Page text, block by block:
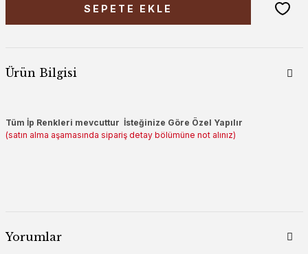
SEPETE EKLE
Ürün Bilgisi
Tüm İp Renkleri mevcuttur İsteğinize Göre Özel Yapılır
(satın alma aşamasında sipariş detay bölümüne not alınız)
Yorumlar